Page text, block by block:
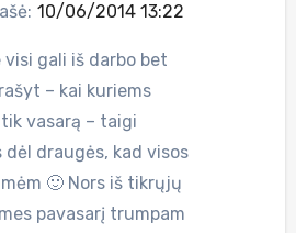
10/06/2014 13:22
visi gali iš darbo bet
– kai kuriems
vasarą – taigi
dėl draugės, kad visos
🙂 Nors iš tikrųjų
pavasarį trumpam